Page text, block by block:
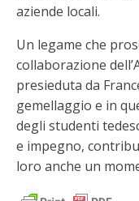
aziende locali.
Un legame che
collaborazione
presieduta da
gemellaggio e in
degli studenti
e impegno,
loro anche un